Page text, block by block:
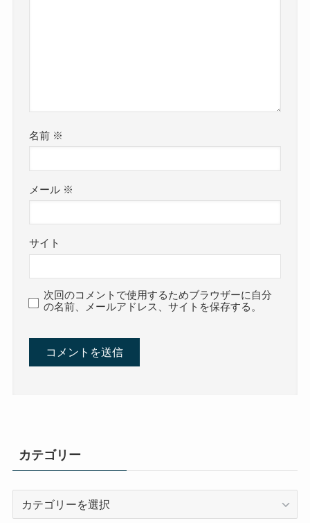
名前 ※
メール ※
サイト
次回のコメントで使用するためブラウザーに自分
の名前、メールアドレス、サイトを保存する。
カテゴリー